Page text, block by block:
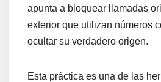
apunta a bloquear llamadas
exterior que utilizan números
ocultar su verdadero origen.
Esta práctica es una de las